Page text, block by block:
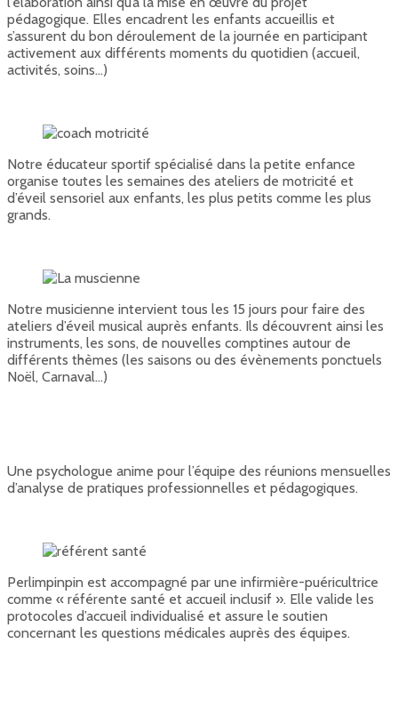
pédagogique. Elles encadrent les enfants accueillis et
s’assurent du bon déroulement de la journée en participant
activement aux différents moments du quotidien (accueil,
activités, soins…)
Notre éducateur sportif spécialisé dans la petite enfance
organise toutes les semaines des ateliers de motricité et
d’éveil sensoriel aux enfants, les plus petits comme les plus
grands.
Notre musicienne intervient tous les 15 jours pour faire des
ateliers d’éveil musical auprès enfants. Ils découvrent ainsi les
instruments, les sons, de nouvelles comptines autour de
différents thèmes (les saisons ou des évènements ponctuels
Noël, Carnaval…)
Une psychologue anime pour l’équipe des réunions mensuelles
d’analyse de pratiques professionnelles et pédagogiques.
Perlimpinpin est accompagné par une infirmière-puéricultrice
comme « référente santé et accueil inclusif ». Elle valide les
protocoles d’accueil individualisé et assure le soutien
concernant les questions médicales auprès des équipes.